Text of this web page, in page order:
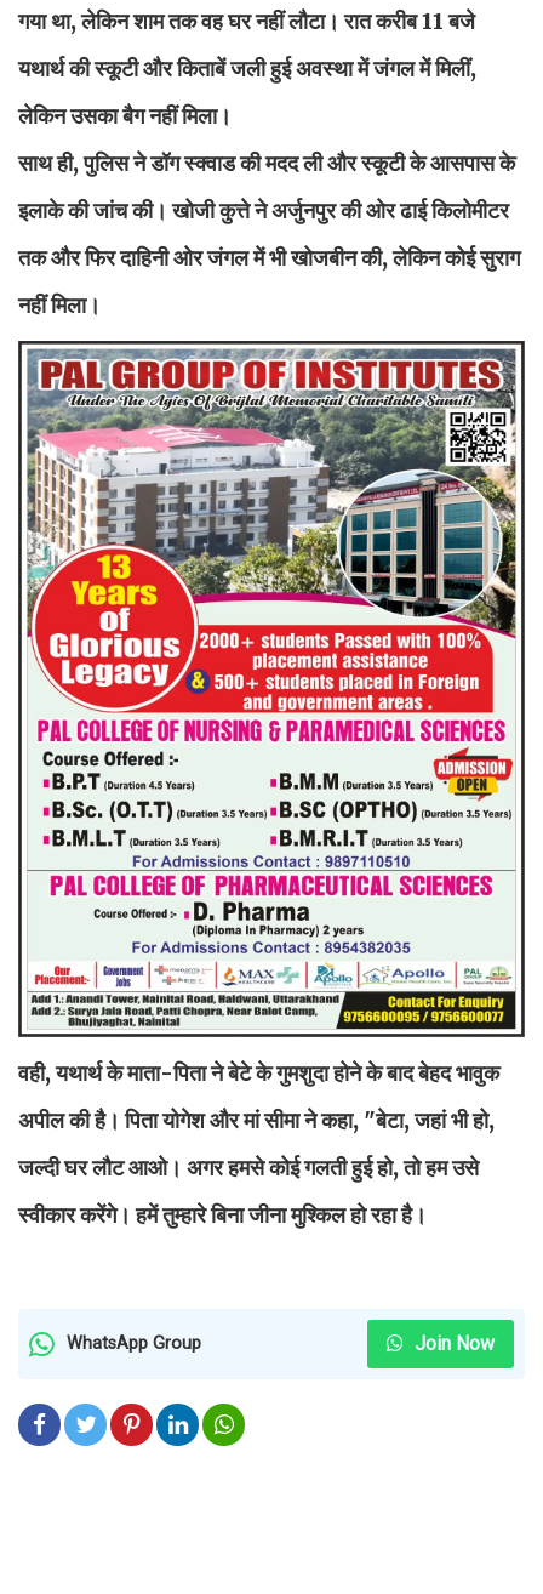
गया था, लेकिन शाम तक वह घर नहीं लौटा। रात करीब 11 बजे
यथार्थ की स्कूटी और किताबें जली हुई अवस्था में जंगल में मिलीं,
लेकिन उसका बैग नहीं मिला।
साथ ही, पुलिस ने डॉग स्क्वाड की मदद ली और स्कूटी के आसपास के
इलाके की जांच की। खोजी कुत्ते ने अर्जुनपुर की ओर ढाई किलोमीटर
तक और फिर दाहिनी ओर जंगल में भी खोजबीन की, लेकिन कोई सुराग
नहीं मिला।
वही, यथार्थ के माता-पिता ने बेटे के गुमशुदा होने के बाद बेहद भावुक
अपील की है। पिता योगेश और मां सीमा ने कहा, "बेटा, जहां भी हो,
जल्दी घर लौट आओ। अगर हमसे कोई गलती हुई हो, तो हम उसे
स्वीकार करेंगे। हमें तुम्हारे बिना जीना मुश्किल हो रहा है।
WhatsApp Group Join Now